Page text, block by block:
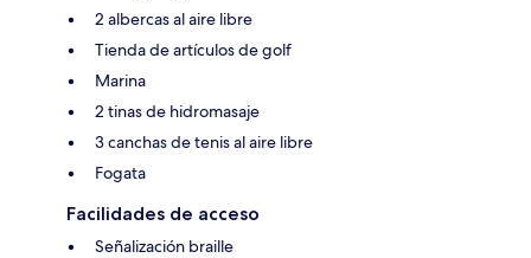
2 albercas al aire libre
Tienda de artículos de golf
Marina
2 tinas de hidromasaje
3 canchas de tenis al aire libre
Fogata
Facilidades de acceso
Señalización braille